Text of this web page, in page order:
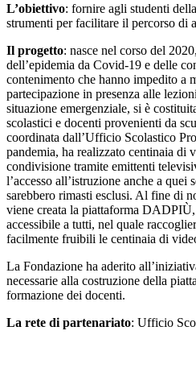
L’obiettivo: fornire agli studenti
strumenti per facilitare il percorso di
Il progetto: nasce nel corso del
dell’epidemia da Covid-19 e delle
contenimento che hanno impedito a
partecipazione in presenza alle
situazione emergenziale, si è
scolastici e docenti provenienti da
coordinata dall’Ufficio Scolastico
pandemia, ha realizzato centinaia di
condivisione tramite emittenti
l’accesso all’istruzione anche a quei
sarebbero rimasti esclusi. Al fine di
viene creata la piattaforma
accessibile a tutti, nel quale
facilmente fruibili le centinaia di
La Fondazione ha aderito
necessarie alla costruzione della
formazione dei docenti.
La rete di partenariato: Ufficio